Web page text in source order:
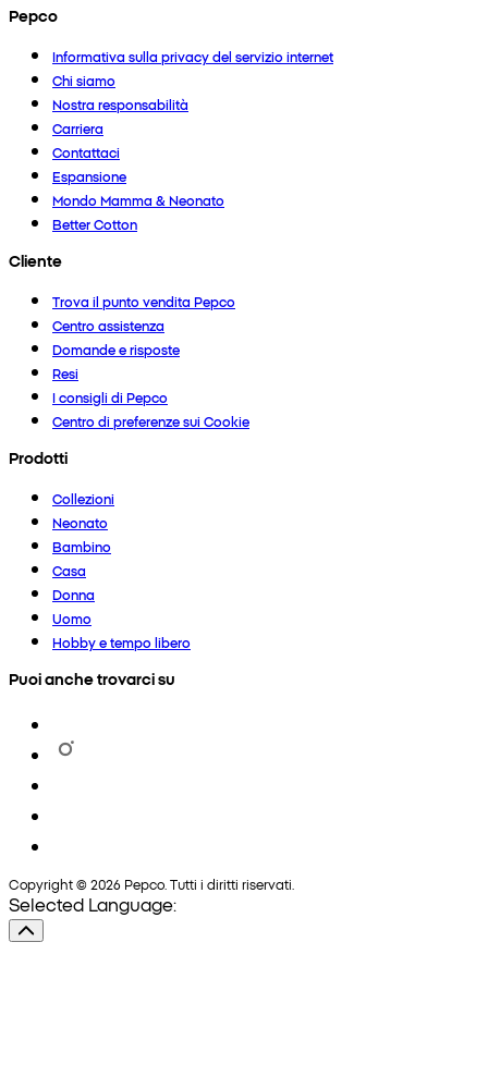
Pepco
Informativa sulla privacy del servizio internet
Chi siamo
Nostra responsabilità
Carriera
Contattaci
Espansione
Mondo Mamma & Neonato
Better Cotton
Cliente
Trova il punto vendita Pepco
Centro assistenza
Domande e risposte
Resi
I consigli di Pepco
Centro di preferenze sui Cookie
Prodotti
Collezioni
Neonato
Bambino
Casa
Donna
Uomo
Hobby e tempo libero
Puoi anche trovarci su
Copyright © 2026 Pepco. Tutti i diritti riservati.
Selected Language: